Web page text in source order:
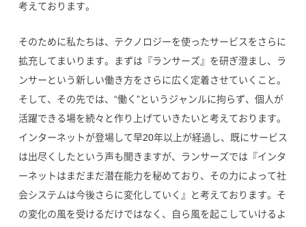
考えております。
そのために私たちは、テクノロジーを使ったサービスをさらに
拡充してまいります。まずは『ランサーズ』を研ぎ澄まし、ラ
ンサーという新しい働き方をさらに広く定着させていくこと。
そして、その先では、“働く”というジャンルに拘らず、個人が
活躍できる場を続々と作り上げていきたいと考えております。
インターネットが登場して早20年以上が経過し、既にサービス
は出尽くしたという声も聞きますが、ランサーズでは『インタ
ーネットはまだまだ潜在能力を秘めており、その力によって社
会システムは今後さらに変化していく』と考えております。そ
の変化の風を受けるだけではなく、自ら風を起こしていけるよ